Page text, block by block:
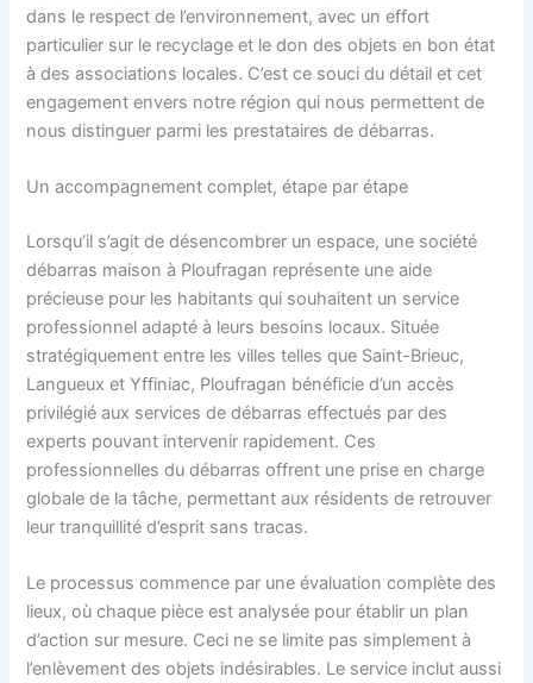
dans le respect de l’environnement, avec un effort
particulier sur le recyclage et le don des objets en bon état
à des associations locales. C’est ce souci du détail et cet
engagement envers notre région qui nous permettent de
nous distinguer parmi les prestataires de débarras.
Un accompagnement complet, étape par étape
Lorsqu’il s’agit de désencombrer un espace, une société
débarras maison à Ploufragan représente une aide
précieuse pour les habitants qui souhaitent un service
professionnel adapté à leurs besoins locaux. Située
stratégiquement entre les villes telles que Saint-Brieuc,
Langueux et Yffiniac, Ploufragan bénéficie d’un accès
privilégié aux services de débarras effectués par des
experts pouvant intervenir rapidement. Ces
professionnelles du débarras offrent une prise en charge
globale de la tâche, permettant aux résidents de retrouver
leur tranquillité d’esprit sans tracas.
Le processus commence par une évaluation complète des
lieux, où chaque pièce est analysée pour établir un plan
d’action sur mesure. Ceci ne se limite pas simplement à
l’enlèvement des objets indésirables. Le service inclut aussi